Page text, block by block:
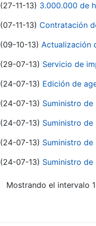
(27-11-13) 3.000.000 de
(07-11-13) Contratación
(09-10-13) Actualización
(29-07-13) Servicio de
(24-07-13) Edición de
(24-07-13) Suministro de
(24-07-13) Suministro de
(24-07-13) Suministro
(24-07-13) Suministro de
Mostrando el intervalo